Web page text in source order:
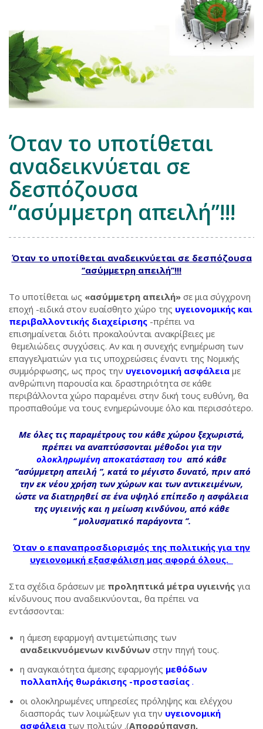
Όταν το υποτίθεται
αναδεικνύεται σε
δεσπόζουσα
‘’ασύμμετρη απειλή’’!!!
Όταν το υποτίθεται αναδεικνύεται σε δεσπόζουσα
‘’ασύμμετρη απειλή’’!!!
Το υποτίθεται ως «ασύμμετρη απειλή» σε μια σύγχρονη
εποχή -ειδικά στον ευαίσθητο χώρο της υγειονομικής και
περιβαλλοντικής διαχείρισης -πρέπει να
επισημαίνεται διότι προκαλούνται ανακρίβειες με
θεμελιώδεις συγχύσεις. Αν και η συνεχής ενημέρωση των
επαγγελματιών για τις υποχρεώσεις έναντι της Νομικής
συμμόρφωσης, ως προς την υγειονομική ασφάλεια με
ανθρώπινη παρουσία και δραστηριότητα σε κάθε
περιβάλλοντα χώρο παραμένει στην δική τους ευθύνη, θα
προσπαθούμε να τους ενημερώνουμε όλο και περισσότερο.
Με όλες τις παραμέτρους του κάθε χώρου ξεχωριστά,
πρέπει να αναπτύσσονται μέθοδοι για την
ολοκληρωμένη αποκατάσταση του από κάθε
‘’ασύμμετρη απειλή ’’, κατά το μέγιστο δυνατό, πριν από
την εκ νέου χρήση των χώρων και των αντικειμένων,
ώστε να διατηρηθεί σε ένα υψηλό επίπεδο η ασφάλεια
της υγιεινής και η μείωση κινδύνου, από κάθε
‘’ μολυσματικό παράγοντα ’’.
Όταν ο επαναπροσδιορισμός της πολιτικής για την
υγειονομική εξασφάλιση μας αφορά όλους.
Στα σχέδια δράσεων με προληπτικά μέτρα υγιεινής για
κίνδυνους που αναδεικνύονται, θα πρέπει να
εντάσσονται:
η άμεση εφαρμογή αντιμετώπισης των
αναδεικνυόμενων κινδύνων στην πηγή τους.
η αναγκαιότητα άμεσης εφαρμογής μεθόδων
πολλαπλής θωράκισης -προστασίας .
οι ολοκληρωμένες υπηρεσίες πρόληψης και ελέγχου
διασποράς των λοιμώξεων για την υγειονομική
ασφάλεια των πολιτών .(Απορρύπανση,